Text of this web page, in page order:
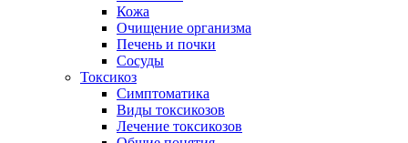
Кожа
Очищение организма
Печень и почки
Сосуды
Токсикоз
Cимптоматика
Виды токсикозов
Лечение токсикозов